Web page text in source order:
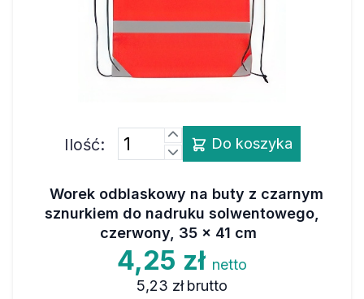
Ilość: Do koszyka
Worek odblaskowy na buty z czarnym
sznurkiem do nadruku solwentowego,
czerwony, 35 x 41 cm
4,25 zł netto
5,23 zł brutto